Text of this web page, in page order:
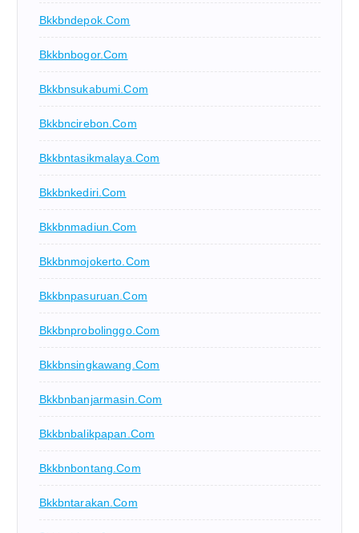
Bkkbndepok.com
Bkkbnbogor.com
Bkkbnsukabumi.com
Bkkbncirebon.com
Bkkbntasikmalaya.com
Bkkbnkediri.com
Bkkbnmadiun.com
Bkkbnmojokerto.com
Bkkbnpasuruan.com
Bkkbnprobolinggo.com
Bkkbnsingkawang.com
Bkkbnbanjarmasin.com
Bkkbnbalikpapan.com
Bkkbnbontang.com
Bkkbntarakan.com